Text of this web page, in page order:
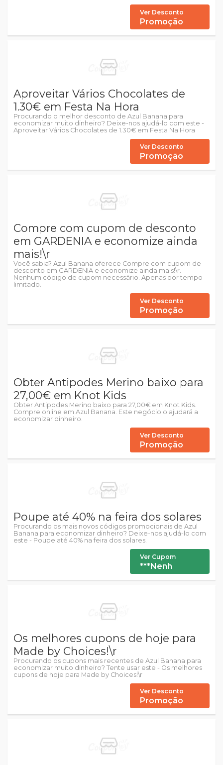
Ver Desconto
Promoção
Aproveitar Vários Chocolates de
1.30€ em Festa Na Hora
Procurando o melhor desconto de Azul Banana para
economizar muito dinheiro? Deixe-nos ajudá-lo com este -
Aproveitar Vários Chocolates de 1.30€ em Festa Na Hora
Ver Desconto
Promoção
Compre com cupom de desconto
em GARDENIA e economize ainda
mais!\r
Você sabia? Azul Banana oferece Compre com cupom de
desconto em GARDENIA e economize ainda mais!\r.
Nenhum código de cupom necessário. Apenas por tempo
limitado.
Ver Desconto
Promoção
Obter Antipodes Merino baixo para
27,00€ em Knot Kids
Obter Antipodes Merino baixo para 27,00€ em Knot Kids.
Compre online em Azul Banana. Este negócio o ajudará a
economizar dinheiro.
Ver Desconto
Promoção
Poupe até 40% na feira dos solares
Procurando os mais novos códigos promocionais de Azul
Banana para economizar dinheiro? Deixe-nos ajudá-lo com
este - Poupe até 40% na feira dos solares.
Ver Cupom
***Nenh
Os melhores cupons de hoje para
Made by Choices!\r
Procurando os cupons mais recentes de Azul Banana para
economizar muito dinheiro? Tente usar este - Os melhores
cupons de hoje para Made by Choices!\r
Ver Desconto
Promoção